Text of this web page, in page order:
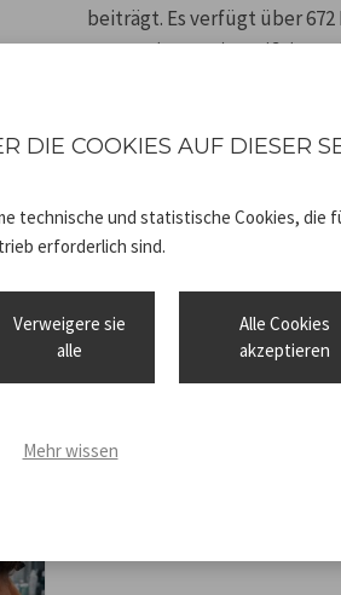
beiträgt. Es verfügt über 672
Orange (605 nm), Weiß
(590 nm), jeweils mit
Lieferumfang enthalten
USB-C-Kabel zum
Komfort bei der
Maske an jede Gesichtsform
DIE COOKIES AUF DIESER
technische und statistische Cookies, die
erforderlich sind.
Verweigere sie
alle
Alle Cookies
akzeptieren
Mehr wissen